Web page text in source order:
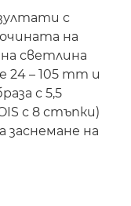
с
на
светлина
24 – 105 mm и
с 5,5
с 8 стъпки)
на